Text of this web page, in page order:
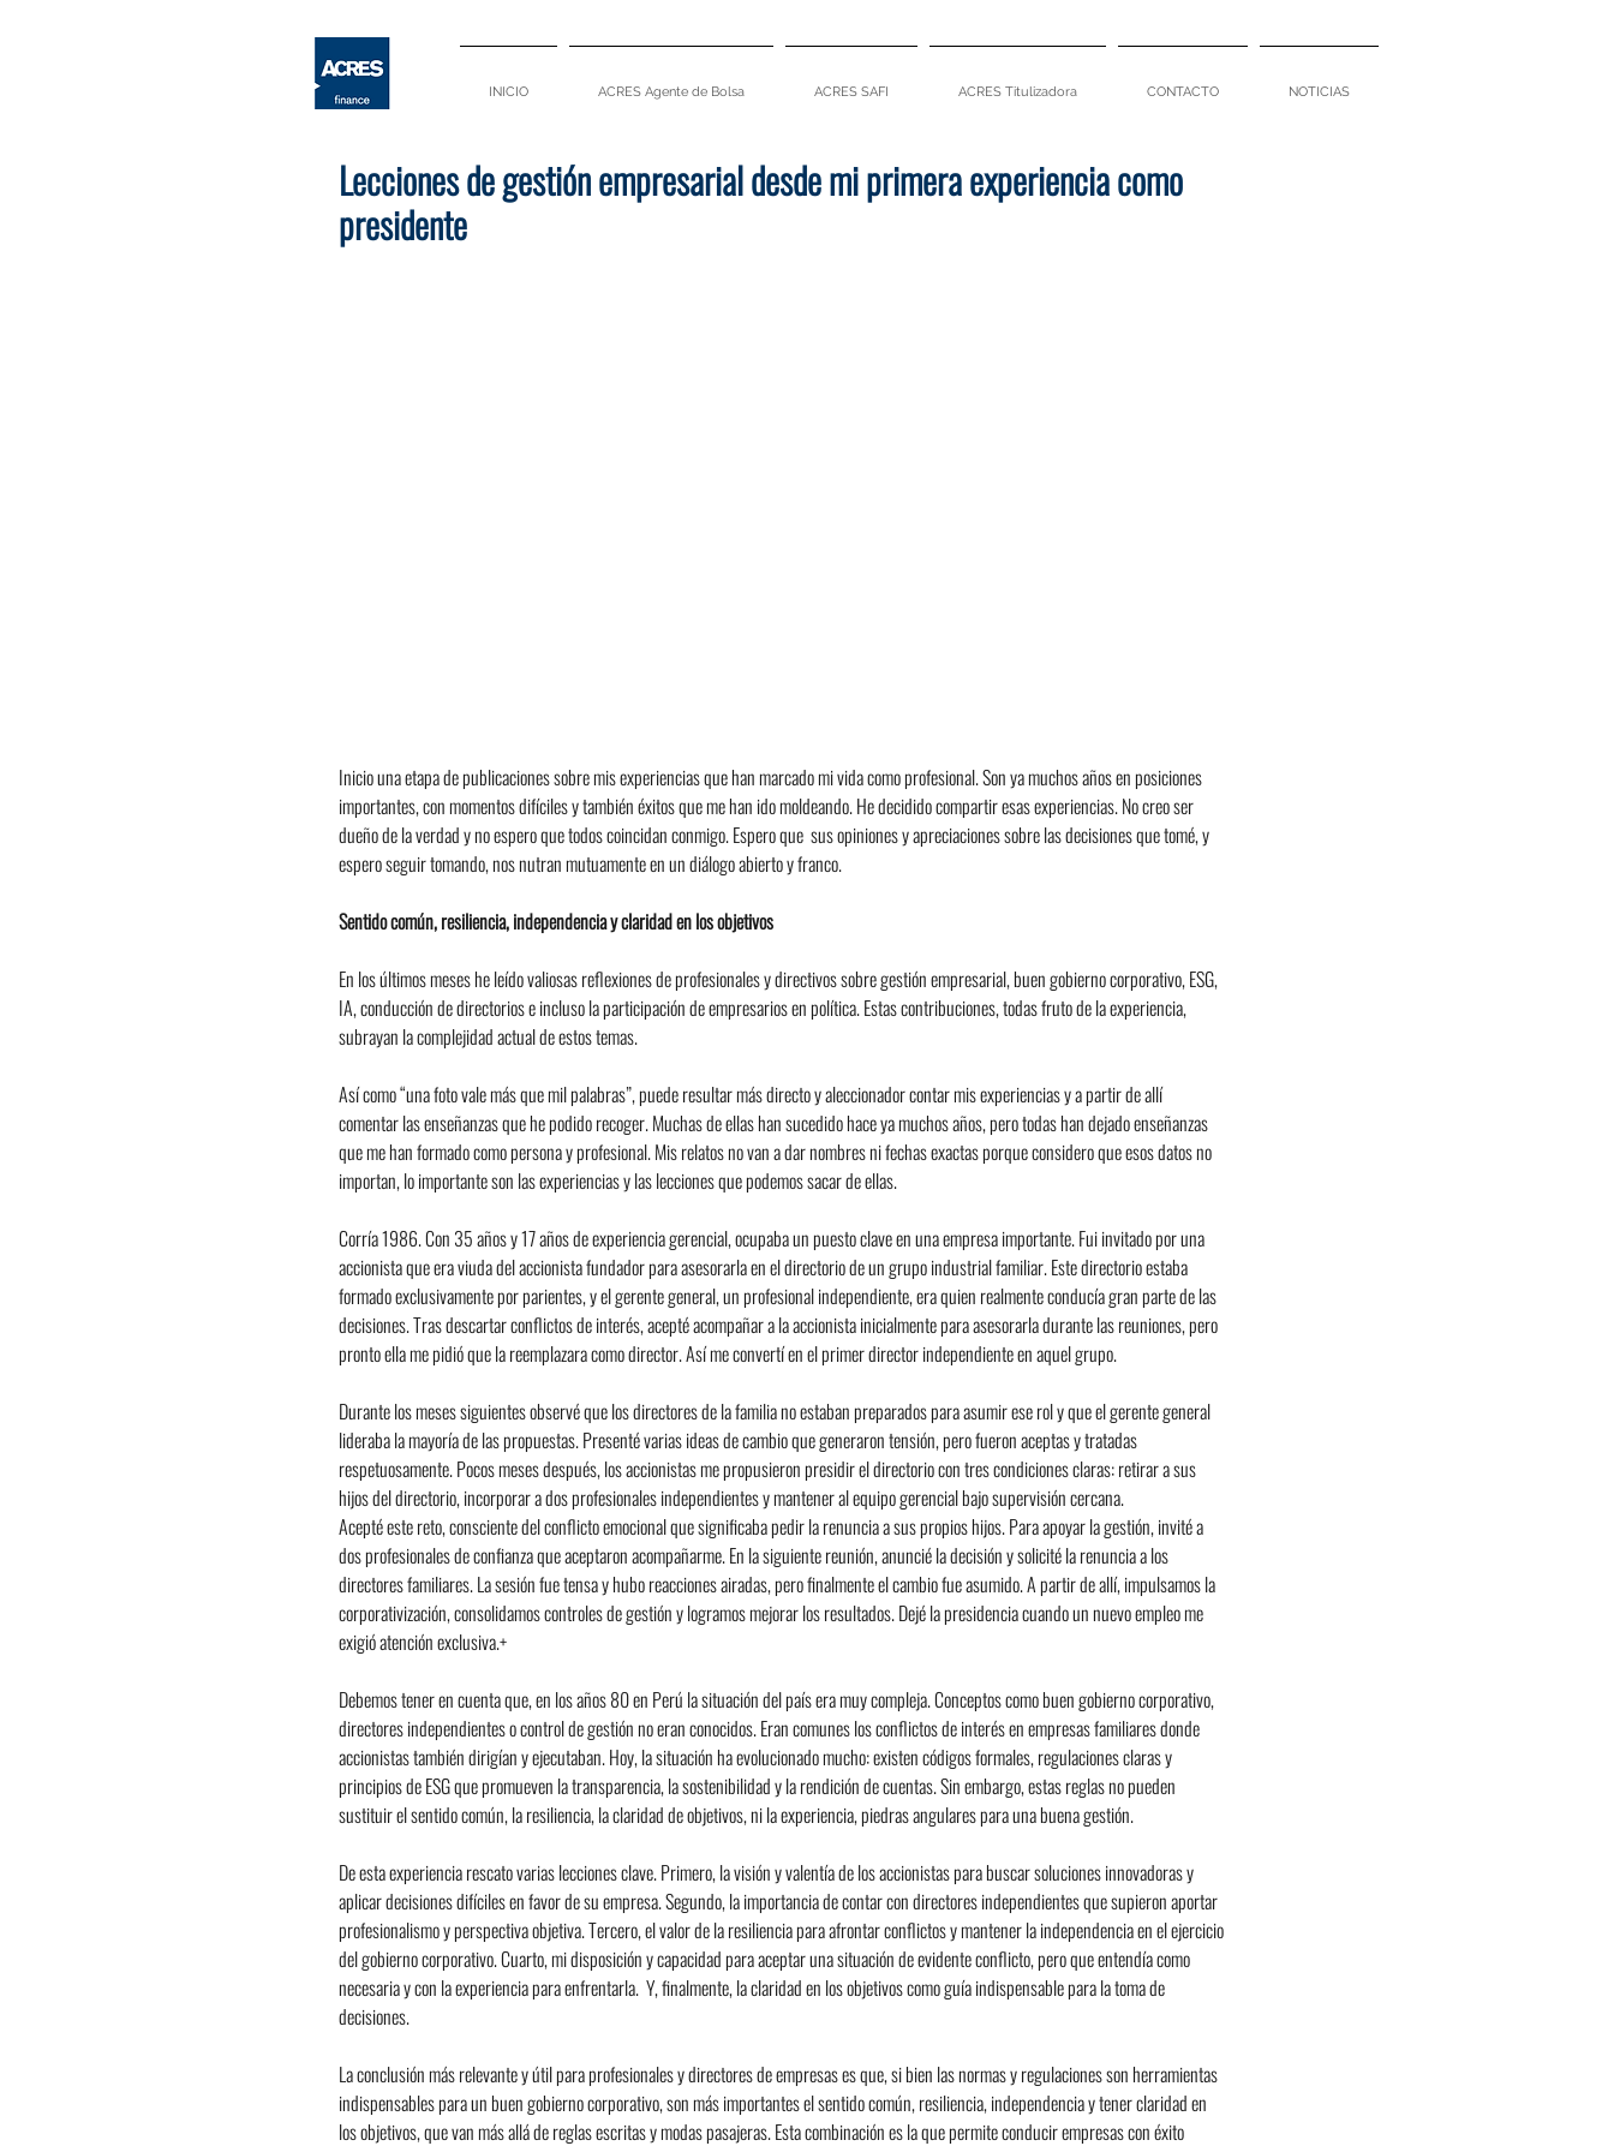
INICIO ACRES Agente de Bolsa ACRES SAFI ACRES Titulizadora CONTACTO NOTICIAS
Lecciones de gestión empresarial desde mi primera experiencia como
presidente
Inicio una etapa de publicaciones sobre mis experiencias que han marcado mi vida como profesional. Son ya muchos años en posiciones
importantes, con momentos difíciles y también éxitos que me han ido moldeando. He decidido compartir esas experiencias. No creo ser
dueño de la verdad y no espero que todos coincidan conmigo. Espero que  sus opiniones y apreciaciones sobre las decisiones que tomé, y
espero seguir tomando, nos nutran mutuamente en un diálogo abierto y franco.
Sentido común, resiliencia, independencia y claridad en los objetivos
En los últimos meses he leído valiosas reflexiones de profesionales y directivos sobre gestión empresarial, buen gobierno corporativo, ESG,
IA, conducción de directorios e incluso la participación de empresarios en política. Estas contribuciones, todas fruto de la experiencia,
subrayan la complejidad actual de estos temas.
Así como “una foto vale más que mil palabras”, puede resultar más directo y aleccionador contar mis experiencias y a partir de allí
comentar las enseñanzas que he podido recoger. Muchas de ellas han sucedido hace ya muchos años, pero todas han dejado enseñanzas
que me han formado como persona y profesional. Mis relatos no van a dar nombres ni fechas exactas porque considero que esos datos no
importan, lo importante son las experiencias y las lecciones que podemos sacar de ellas.
Corría 1986. Con 35 años y 17 años de experiencia gerencial, ocupaba un puesto clave en una empresa importante. Fui invitado por una
accionista que era viuda del accionista fundador para asesorarla en el directorio de un grupo industrial familiar. Este directorio estaba
formado exclusivamente por parientes, y el gerente general, un profesional independiente, era quien realmente conducía gran parte de las
decisiones. Tras descartar conflictos de interés, acepté acompañar a la accionista inicialmente para asesorarla durante las reuniones, pero
pronto ella me pidió que la reemplazara como director. Así me convertí en el primer director independiente en aquel grupo.
Durante los meses siguientes observé que los directores de la familia no estaban preparados para asumir ese rol y que el gerente general
lideraba la mayoría de las propuestas. Presenté varias ideas de cambio que generaron tensión, pero fueron aceptas y tratadas
respetuosamente. Pocos meses después, los accionistas me propusieron presidir el directorio con tres condiciones claras: retirar a sus
hijos del directorio, incorporar a dos profesionales independientes y mantener al equipo gerencial bajo supervisión cercana.
Acepté este reto, consciente del conflicto emocional que significaba pedir la renuncia a sus propios hijos. Para apoyar la gestión, invité a
dos profesionales de confianza que aceptaron acompañarme. En la siguiente reunión, anuncié la decisión y solicité la renuncia a los
directores familiares. La sesión fue tensa y hubo reacciones airadas, pero finalmente el cambio fue asumido. A partir de allí, impulsamos la
corporativización, consolidamos controles de gestión y logramos mejorar los resultados. Dejé la presidencia cuando un nuevo empleo me
exigió atención exclusiva.+
Debemos tener en cuenta que, en los años 80 en Perú la situación del país era muy compleja. Conceptos como buen gobierno corporativo,
directores independientes o control de gestión no eran conocidos. Eran comunes los conflictos de interés en empresas familiares donde
accionistas también dirigían y ejecutaban. Hoy, la situación ha evolucionado mucho: existen códigos formales, regulaciones claras y
principios de ESG que promueven la transparencia, la sostenibilidad y la rendición de cuentas. Sin embargo, estas reglas no pueden
sustituir el sentido común, la resiliencia, la claridad de objetivos, ni la experiencia, piedras angulares para una buena gestión.
De esta experiencia rescato varias lecciones clave. Primero, la visión y valentía de los accionistas para buscar soluciones innovadoras y
aplicar decisiones difíciles en favor de su empresa. Segundo, la importancia de contar con directores independientes que supieron aportar
profesionalismo y perspectiva objetiva. Tercero, el valor de la resiliencia para afrontar conflictos y mantener la independencia en el ejercicio
del gobierno corporativo. Cuarto, mi disposición y capacidad para aceptar una situación de evidente conflicto, pero que entendía como
necesaria y con la experiencia para enfrentarla.  Y, finalmente, la claridad en los objetivos como guía indispensable para la toma de
decisiones.
La conclusión más relevante y útil para profesionales y directores de empresas es que, si bien las normas y regulaciones son herramientas
indispensables para un buen gobierno corporativo, son más importantes el sentido común, resiliencia, independencia y tener claridad en
los objetivos, que van más allá de reglas escritas y modas pasajeras. Esta combinación es la que permite conducir empresas con éxito